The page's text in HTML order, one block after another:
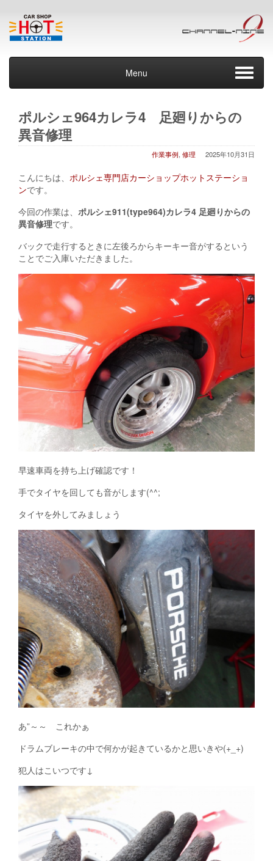
Menu
ポルシェ964カレラ4 足廻りからの
異音修理
2025年10月31日
作業事例, 修理
こんにちは、 ポルシェ専門店カーショップホットステーショ
ンです。
今回の作業は、 ポルシェ911(type964)カレラ4 足廻りからの
異音修理です。
バックで走行するときに左後ろからキーキー音がするという
ことでご入庫いただきました。
早速車両を持ち上げ確認です！
手でタイヤを回しても音がします(^^;
タイヤを外してみましょう
あ”～～ これかぁ
ドラムブレーキの中で何かが起きているかと思いきや(+_+)
犯人はこいつです↓